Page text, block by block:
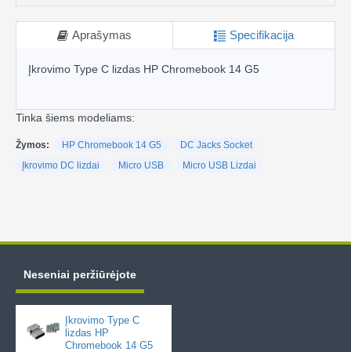
Aprašymas Specifikacija
Įkrovimo Type C lizdas HP Chromebook 14 G5
Tinka šiems modeliams:
Žymos: HP Chromebook 14 G5
DC Jacks Socket
Įkrovimo DC lizdai
Micro USB Micro USB Lizdai
Neseniai peržiūrėjote
Įkrovimo Type C
lizdas HP
Chromebook 14 G5